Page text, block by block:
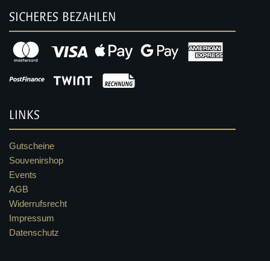
SICHERES BEZAHLEN
LINKS
Gutscheine
Souvenirshop
Events
AGB
Widerrufsrecht
Impressum
Datenschutz